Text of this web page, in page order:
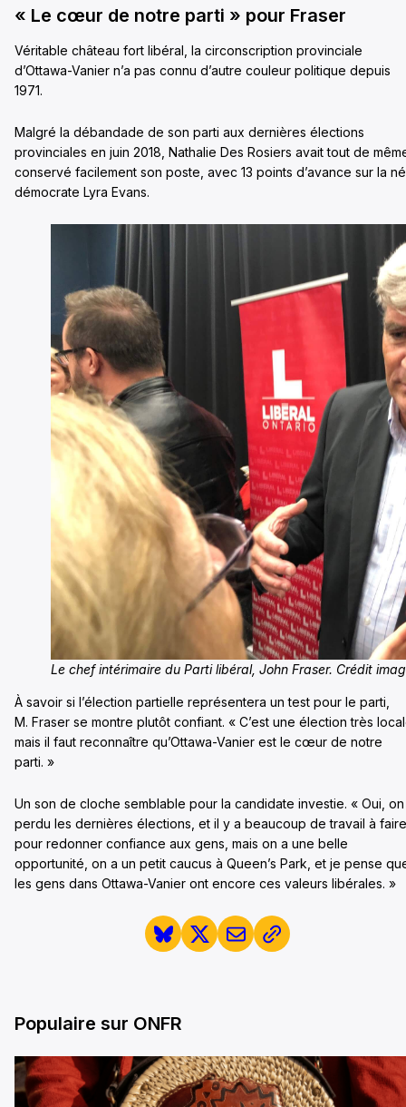
« Le cœur de notre parti » pour Fraser
Véritable château fort libéral, la circonscription provinciale
d’Ottawa-Vanier n’a pas connu d’autre couleur politique depuis
1971.
Malgré la débandade de son parti aux dernières élections
provinciales en juin 2018, Nathalie Des Rosiers avait tout de
conservé facilement son poste, avec 13 points d’avance sur la
démocrate Lyra Evans.
Le chef intérimaire du Parti libéral, John Fraser. Crédit
À savoir si l’élection partielle représentera un test pour le parti,
M. Fraser se montre plutôt confiant. « C’est une élection très
mais il faut reconnaître qu’Ottawa-Vanier est le cœur de notre
parti. »
Un son de cloche semblable pour la candidate investie. « Oui,
perdu les dernières élections, et il y a beaucoup de travail à faire
pour redonner confiance aux gens, mais on a une belle
opportunité, on a un petit caucus à Queen’s Park, et je pense
les gens dans Ottawa-Vanier ont encore ces valeurs libérales. »
Populaire sur ONFR